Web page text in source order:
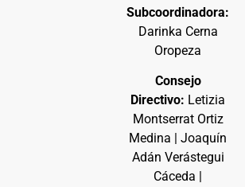
Subcoordinadora:
Darinka Cerna
Oropeza
Consejo
Directivo: Letizia
Montserrat Ortiz
Medina | Joaquín
Adán Verástegui
Cáceda |